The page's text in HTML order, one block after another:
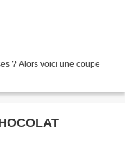
? Alors voici une coupe